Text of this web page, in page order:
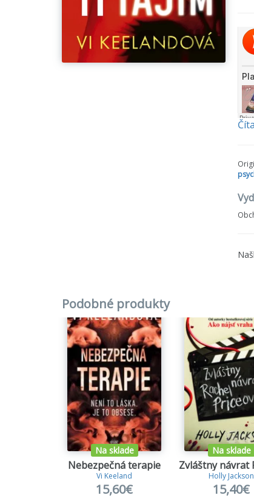
Podobné produkty
Na sklade
Nebezpečná terapie
Vi Keeland
15,60€
Na sklade
Holly Jackson
15,40€